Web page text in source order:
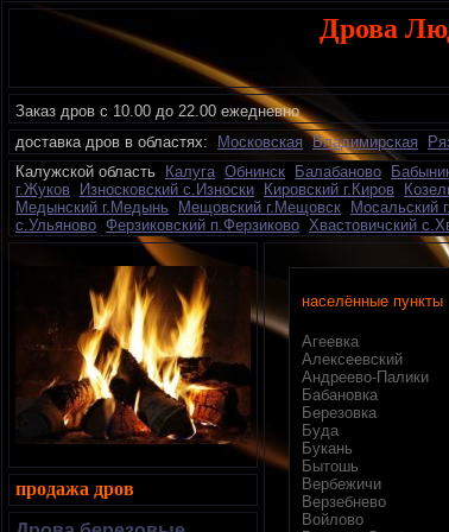
Дрова
Заказ дров с 10.00 до 22.00 ежедневно
доставка дров в областях:
Московская Владимирская
Калужской область Калуга Обнинск Балабаново
г.Жуков
Износковский с.Износки Кировский г.Киров
Медынский г.Медынь
Мещовский г.Мещовск Мосальский
с.Ульяново Ферзиковский п.Ферзиково Хвастовичский
населённые пункты
Агеевка
Алексеевский
Андреево-Палики
Бабановка
Березовка
Буда
Букань
Бытошь
Вербежичи
Верзебнево
Войлово
продажа дров